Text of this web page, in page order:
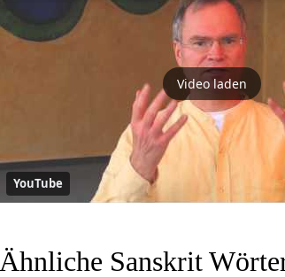
Video laden
YouTube
Ähnliche Sanskrit